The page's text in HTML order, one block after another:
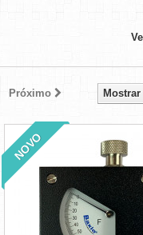
Próximo
NOVO